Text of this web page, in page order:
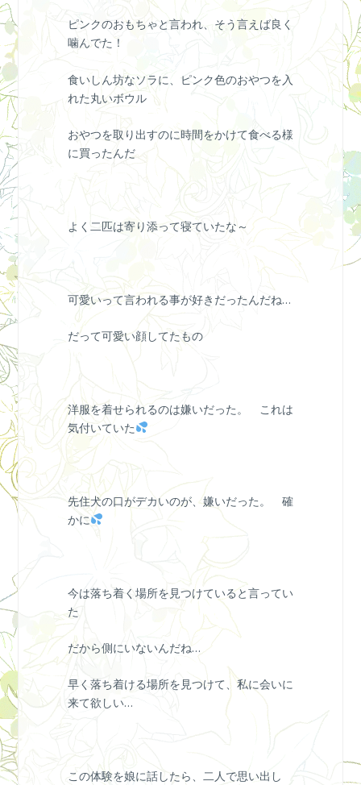
ピンクのおもちゃと言われ、そう言えば良く
噛んでた！
食いしん坊なソラに、ピンク色のおやつを入
れた丸いボウル
おやつを取り出すのに時間をかけて食べる様
に買ったんだ
よく二匹は寄り添って寝ていたな～
可愛いって言われる事が好きだったんだね…
だって可愛い顔してたもの
洋服を着せられるのは嫌いだった。 これは
気付いていた
先住犬の口がデカいのが、嫌いだった。 確
かに
今は落ち着く場所を見つけていると言ってい
た
だから側にいないんだね…
早く落ち着ける場所を見つけて、私に会いに
来て欲しい…
この体験を娘に話したら、二人で思い出し